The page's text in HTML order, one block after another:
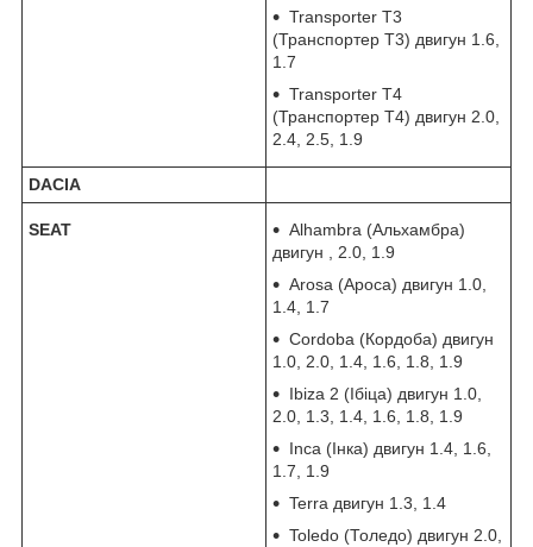
Transporter T3
(Транспортер Т3) двигун 1.6,
1.7
Transporter T4
(Транспортер Т4) двигун 2.0,
2.4, 2.5, 1.9
DACIA
SEAT
Alhambra (Альхамбра)
двигун , 2.0, 1.9
Arosa (Ароса) двигун 1.0,
1.4, 1.7
Cordoba (Кордоба) двигун
1.0, 2.0, 1.4, 1.6, 1.8, 1.9
Ibiza 2 (Ібіца) двигун 1.0,
2.0, 1.3, 1.4, 1.6, 1.8, 1.9
Inca (Інка) двигун 1.4, 1.6,
1.7, 1.9
Terra двигун 1.3, 1.4
Toledo (Толедо) двигун 2.0,